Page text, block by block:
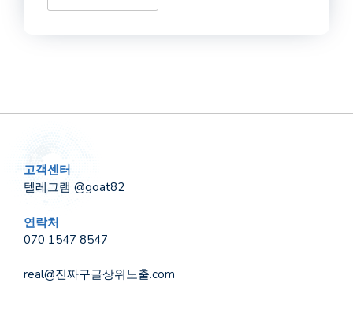
고객센터
텔레그램 @goat82
연락처
070 1547 8547
real@진짜구글상위노출.com